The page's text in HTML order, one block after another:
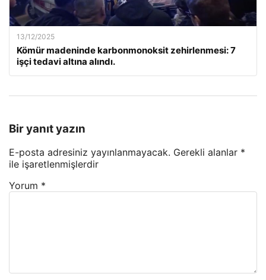
13/12/2025
Kömür madeninde karbonmonoksit zehirlenmesi: 7
işçi tedavi altına alındı.
Bir yanıt yazın
E-posta adresiniz yayınlanmayacak. Gerekli alanlar *
ile işaretlenmişlerdir
Yorum *